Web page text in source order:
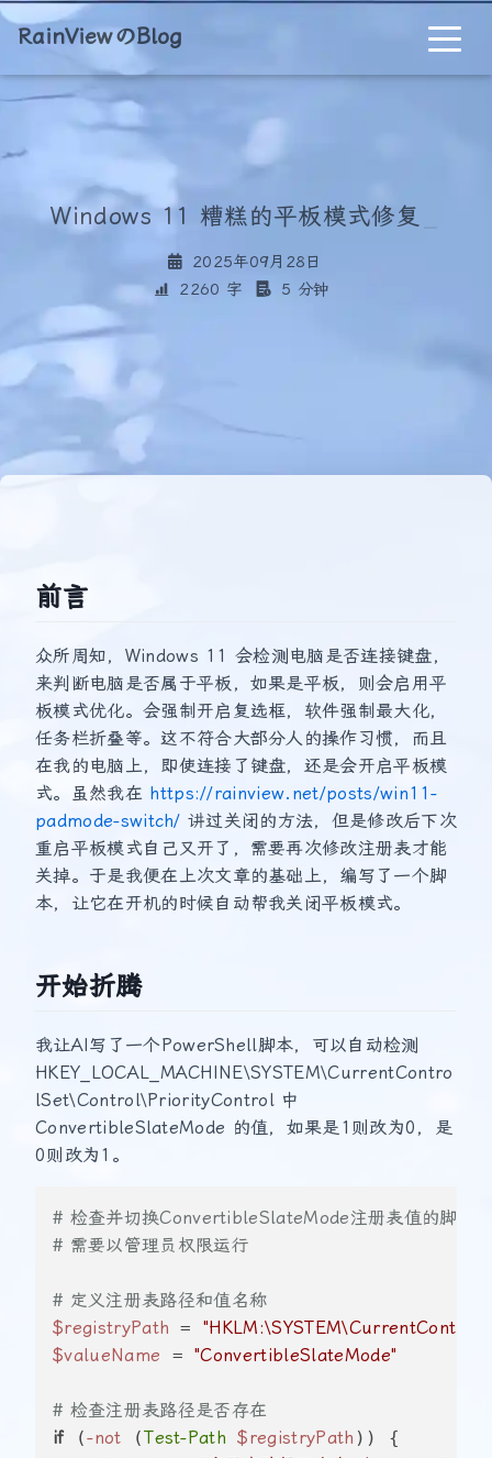
RainViewのBlog
Windows 11 糟糕的平板模式修复
2025年09月28日
2260 字
5 分钟
前言
众所周知，Windows 11 会检测电脑是否连接键盘，
来判断电脑是否属于平板，如果是平板，则会启用平
板模式优化。会强制开启复选框，软件强制最大化，
任务栏折叠等。这不符合大部分人的操作习惯，而且
在我的电脑上，即使连接了键盘，还是会开启平板模
式。虽然我在 https://rainview.net/posts/win11-
padmode-switch/ 讲过关闭的方法，但是修改后下次
重启平板模式自己又开了，需要再次修改注册表才能
关掉。于是我便在上次文章的基础上，编写了一个脚
本，让它在开机的时候自动帮我关闭平板模式。
开始折腾
我让AI写了一个PowerShell脚本，可以自动检测
HKEY_LOCAL_MACHINE\SYSTEM\CurrentContro
lSet\Control\PriorityControl 中
ConvertibleSlateMode 的值，如果是1则改为0，是
0则改为1。
# 检查并切换ConvertibleSlateMode注册表值的脚本
# 需要以管理员权限运行
# 定义注册表路径和值名称
$registryPath =
$valueName = "ConvertibleSlateMode"
# 检查注册表路径是否存在
if (-not (Test-Path $registryPath )) {